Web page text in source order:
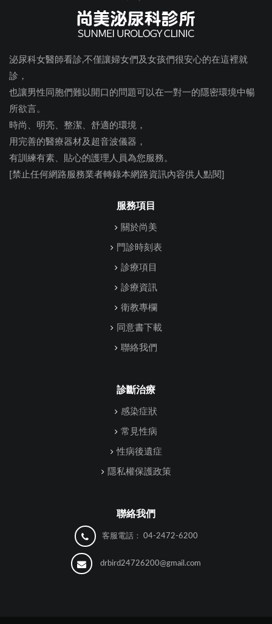
泌尿科女醫師看診,不僅讓婦女們及女孩們很安心的在這裡就
診，
也讓男性同胞們難以開口的問題可以在一對一的隱密環境中暢
所欲言。
時尚、明亮、整潔、舒適的環境，
用完善的醫療器材及超音波儀器，
有訓練有素、貼心的護理人員為您服務。
[禁止任何網路服務業者轉錄本網路資訊內容供人點閱]
服務項目
關於尚美
門診時刻表
診療項目
診療資訊
衛教專欄
同意書下載
聯絡我們
診斷治療
感染症狀
常見性病
性病後遺症
隱私權保護政策
聯絡我們
客服電話： 04-2472-6200
drbird24726200@gmail.com